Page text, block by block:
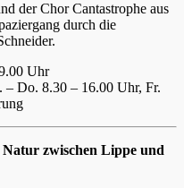
der Chor Cantastrophe aus
durch die
Uhr
– Do. 8.30 – 16.00 Uhr, Fr.
zwischen Lippe und